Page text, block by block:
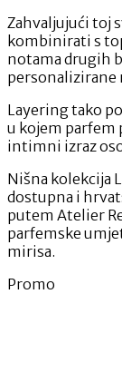
Zahvaljujući toj
kombinirati s
notama drugih
Layering tako
u kojem parfem
intimni izraz
Nišna kolekcija
dostupna i
putem Atelier
parfemske
mirisa.
Promo